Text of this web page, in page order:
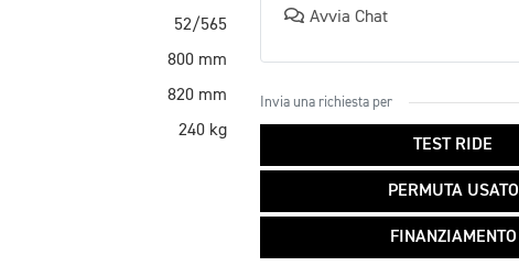
52/565
800 mm
820 mm
240 kg
Avvia Chat
Invia una richiesta per
TEST RIDE
PERMUTA USATO
FINANZIAMENTO